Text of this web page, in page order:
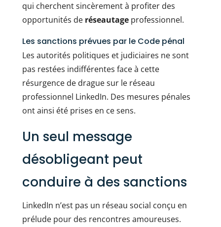
qui cherchent sincèrement à profiter des
opportunités de réseautageprofessionnel.
Les sanctions prévues par le Code pénal
Les autorités politiques et judiciaires ne sont
pas restées indifférentes face à cette
résurgence de drague sur le réseau
professionnel LinkedIn. Des mesures pénales
ont ainsi été prises en ce sens.
Un seul message
désobligeant peut
conduire à des sanctions
LinkedIn n’est pas un réseau social conçu en
prélude pour des rencontres amoureuses.